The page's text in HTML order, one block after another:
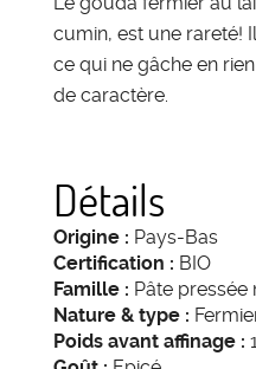
cumin, est une rareté!
ce qui ne gâche en
de caractère.
Détails
Origine : Pays-Bas
Certification : BIO
Famille : Pâte pressée
Nature & type :
Poids avant affinage :